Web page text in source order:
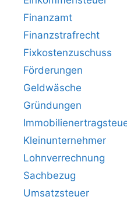
Finanzamt
Finanzstrafrecht
Fixkostenzuschuss
Förderungen
Geldwäsche
Gründungen
Kleinunternehmer
Lohnverrechnung
Sachbezug
Umsatzsteuer